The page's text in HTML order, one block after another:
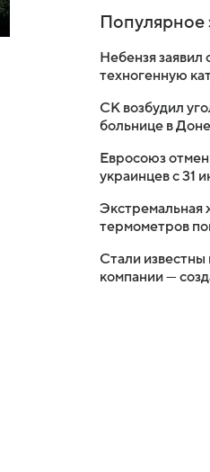
Популярное
Небензя заявил
техногенную
СК возбудил
больнице в
Евросоюз
украинцев с 31
Экстремальная
термометров
Стали известны
компании —